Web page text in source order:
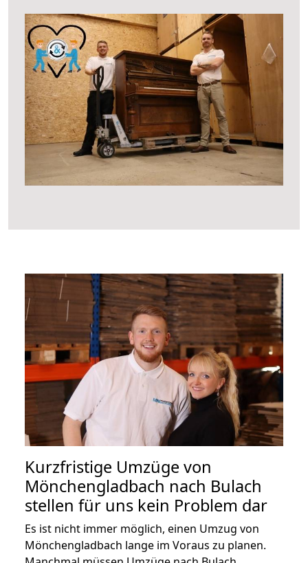
Kurzfristige Umzüge von
Mönchengladbach nach Bulach
stellen für uns kein Problem dar
Es ist nicht immer möglich, einen Umzug von
Mönchengladbach lange im Voraus zu planen.